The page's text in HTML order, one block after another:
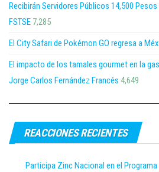
Recibirán Servidores Públicos 14,500
FSTSE 7,285
El City Safari de Pokémon GO regresa a
El impacto de los tamales gourmet en la
Jorge Carlos Fernández Francés 4,649
REACCIONES RECIENTES
Participa Zinc Nacional en el